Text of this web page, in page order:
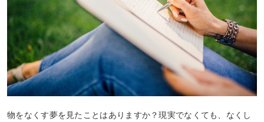
物をなくす夢を見たことはありますか？現実でなくても、なくし